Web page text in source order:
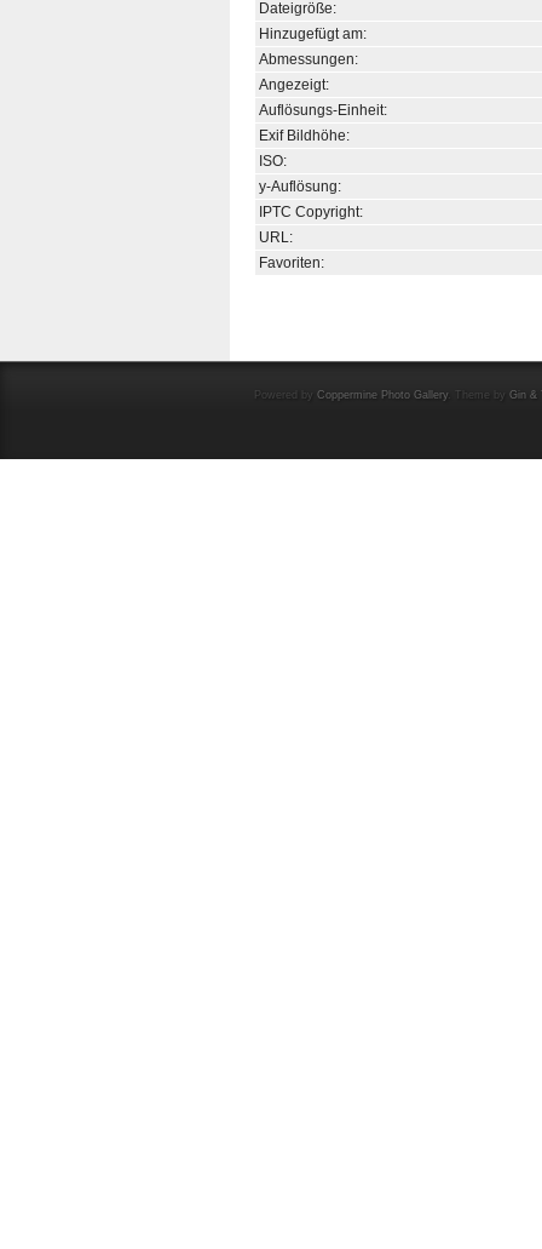
Dateigröße:
Hinzugefügt am:
Abmessungen:
Angezeigt:
Auflösungs-Einheit:
Exif Bildhöhe:
ISO:
y-Auflösung:
IPTC Copyright:
URL:
Favoriten:
Powered by Coppermine Photo Gallery. Theme by Gin &